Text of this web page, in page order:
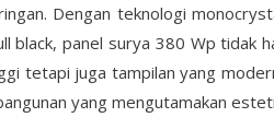
Dengan teknologi
black, panel surya 380 Wp tidak
tetapi juga tampilan yang
yang mengutamakan